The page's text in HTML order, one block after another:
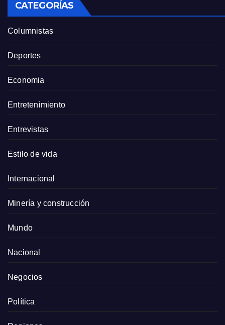
CATEGORÍAS
Columnistas
Deportes
Economia
Entretenimiento
Entrevistas
Estilo de vida
Internacional
Minería y construcción
Mundo
Nacional
Negocios
Política